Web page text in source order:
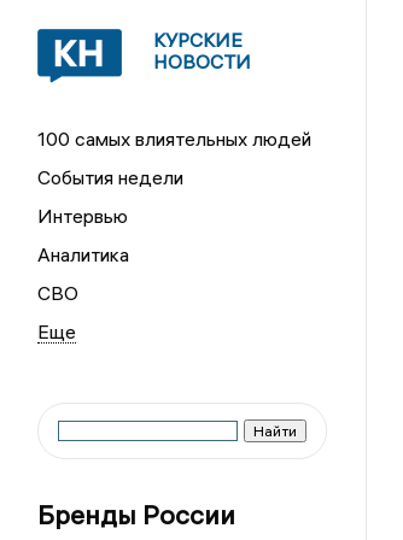
КУРСКИЕ
НОВОСТИ
100 самых влиятельных людей
События недели
Интервью
Аналитика
СВО
Бренды России